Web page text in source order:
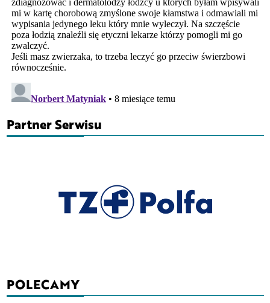
Partner Serwisu
POLECAMY